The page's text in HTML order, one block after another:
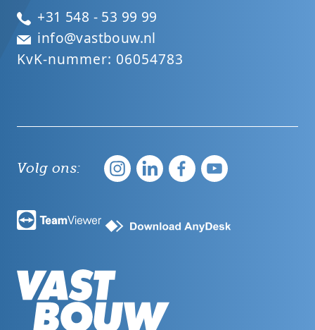
+31 548 - 53 99 99
info@vastbouw.nl
KvK-nummer: 06054783
Volg ons: